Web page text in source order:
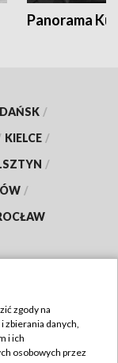
Panorama
/
KIELCE /
/
/
zgody na
zbierania danych,
i ich
osobowych przez